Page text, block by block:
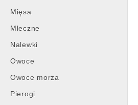
Mięsa
Mleczne
Nalewki
Owoce
Owoce morza
Pierogi